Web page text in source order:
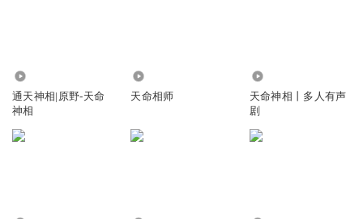
通天神相|原野-天命
神相
天命相师
天命神相丨多人有声
剧